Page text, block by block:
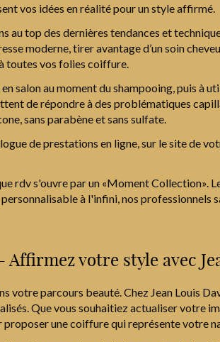
vos idées en réalité pour un style affirmé.
top des dernières tendances et
moderne, tirer avantage d’un soin
toutes vos folies coiffure.
salon au moment du shampooing, puis à
de répondre à des problématiques
sans parabène et sans sulfate.
de prestations en ligne, sur le site de
rdv s'ouvre par un «Moment Collection».
à l'infini, nos
votre style avec
parcours beauté. Chez Jean Louis
Que vous souhaitiez actualiser votre
une coiffure qui représente votre